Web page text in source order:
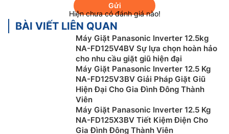
Chế độ giặt siêu sạch
Máy giặt Panasonic lồng đứng8.2kg NA-F82Y01DRV
với các quy trình ngâm tăng cường và xoay đảo mạnh
Gửi
Hiện chưa có đánh giá nào!
BÀI VIẾT LIÊN QUAN
Máy Giặt Panasonic Inverter 12.5kg
NA-FD125V4BV Sự lựa chọn hoàn hảo
cho nhu cầu giặt giũ hiện đại
Máy Giặt Panasonic Inverter 12.5 Kg
NA-FD125V3BV Giải Pháp Giặt Giũ
Hiện Đại Cho Gia Đình Đông Thành
Viên
Máy Giặt Panasonic Inverter 12.5 Kg
NA-FD125X3BV Tiết Kiệm Điện Cho
Gia Đình Đông Thành Viên